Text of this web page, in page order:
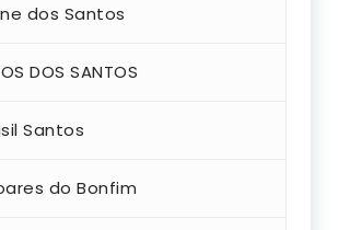
dos Santos
DOS SANTOS
Santos
do Bonfim